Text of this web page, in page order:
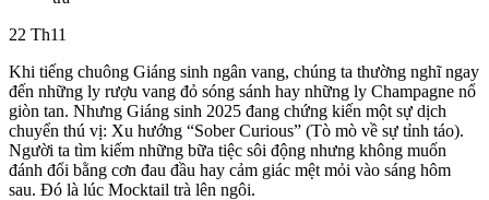
22 Th11
Khi tiếng chuông Giáng sinh ngân vang, chúng ta thường nghĩ ngay
đến những ly rượu vang đỏ sóng sánh hay những ly Champagne nổ
giòn tan. Nhưng Giáng sinh 2025 đang chứng kiến một sự dịch
chuyển thú vị: Xu hướng “Sober Curious” (Tò mò về sự tỉnh táo).
Người ta tìm kiếm những bữa tiệc sôi động nhưng không muốn
đánh đổi bằng cơn đau đầu hay cảm giác mệt mỏi vào sáng hôm
sau. Đó là lúc Mocktail trà lên ngôi.